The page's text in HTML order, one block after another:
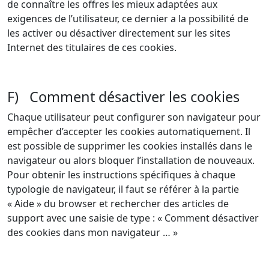
de connaître les offres les mieux adaptées aux
exigences de l’utilisateur, ce dernier a la possibilité de
les activer ou désactiver directement sur les sites
Internet des titulaires de ces cookies.
F) Comment désactiver les cookies
Chaque utilisateur peut configurer son navigateur pour
empêcher d’accepter les cookies automatiquement. Il
est possible de supprimer les cookies installés dans le
navigateur ou alors bloquer l’installation de nouveaux.
Pour obtenir les instructions spécifiques à chaque
typologie de navigateur, il faut se référer à la partie
« Aide » du browser et rechercher des articles de
support avec une saisie de type : « Comment désactiver
des cookies dans mon navigateur … »